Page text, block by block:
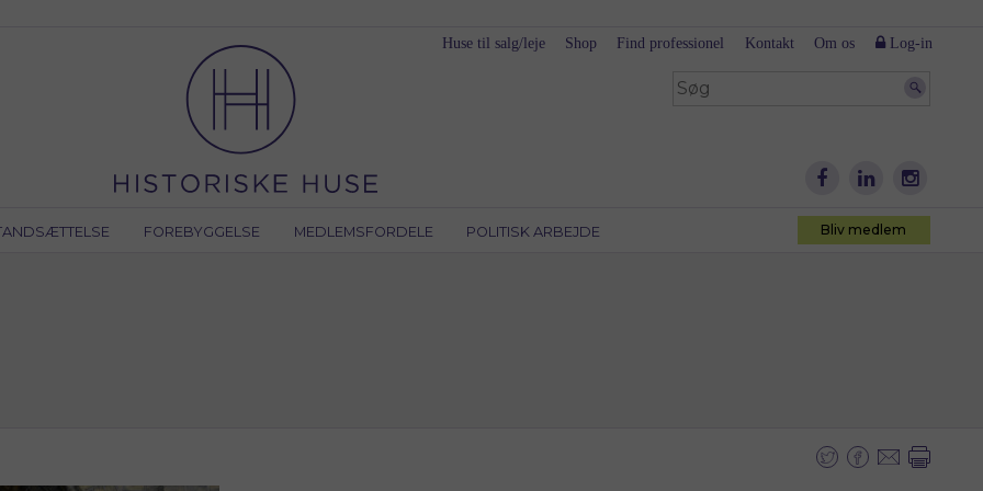
FOREBYGGELSE MEDLEMSFORDELE POLITISK ARBEJDE Bliv medlem
Huse til salg/leje Shop Find professionel Kontakt Om os Log-in